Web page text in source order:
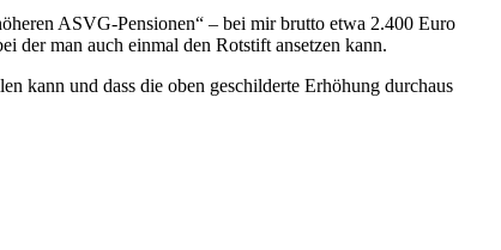
ASVG-Pensionen“ – bei mir brutto etwa 2.400 Euro
der man auch einmal den Rotstift ansetzen kann.
kann und dass die oben geschilderte Erhöhung durchaus